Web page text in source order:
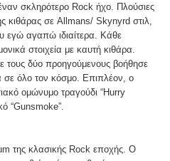
σκληρότερο Rock ήχο. Πλούσιες
κιθάρας σε Allmans/ Skynyrd στιλ,
εγώ αγαπώ ιδιαίτερα. Κάθε
στοιχεία με καυτή κιθάρα.
τους δύο προηγούμενους βοήθησε
σε όλο τον κόσμο. Επιπλέον, ο
ομώνυμο τραγούδι “Hurry
“Gunsmoke”.
της κλασικής Rock εποχής. Ο